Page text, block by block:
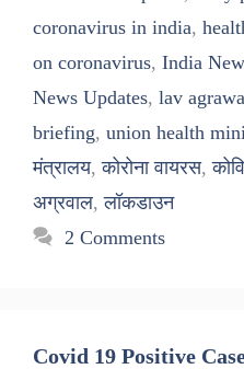
coronavirus in india,
on coronavirus, India
News Updates, lav
briefing, union health
मंत्रालय,कोरोना वायरस,
अग्रवाल,लॉकडाउन
2 Comments
Covid 19 Positive